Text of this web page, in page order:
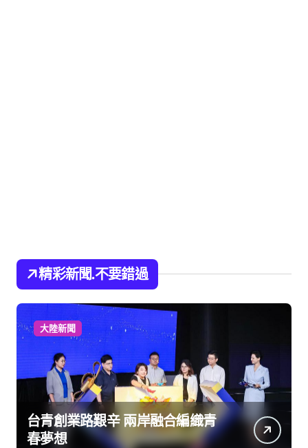
精彩新聞.不要錯過
大陸新聞
台青創業路艱辛 兩岸融合編織青
春夢想